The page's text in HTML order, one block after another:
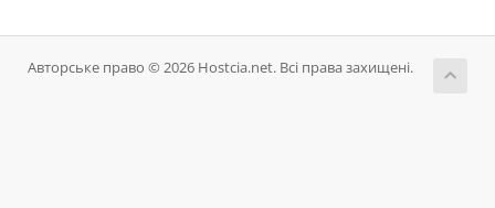
Авторське право © 2026 Hostcia.net. Всі права захищені.